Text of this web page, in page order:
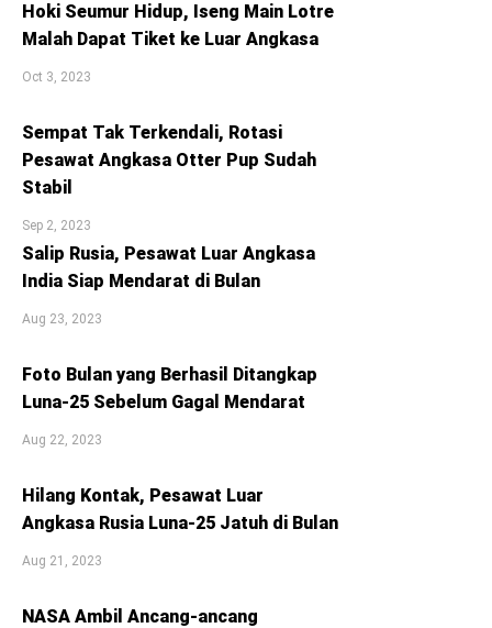
Hoki Seumur Hidup, Iseng Main Lotre
Malah Dapat Tiket ke Luar Angkasa
Oct 3, 2023
Sempat Tak Terkendali, Rotasi
Pesawat Angkasa Otter Pup Sudah
Stabil
Sep 2, 2023
Salip Rusia, Pesawat Luar Angkasa
India Siap Mendarat di Bulan
Aug 23, 2023
Foto Bulan yang Berhasil Ditangkap
Luna-25 Sebelum Gagal Mendarat
Aug 22, 2023
Hilang Kontak, Pesawat Luar
Angkasa Rusia Luna-25 Jatuh di Bulan
Aug 21, 2023
NASA Ambil Ancang-ancang